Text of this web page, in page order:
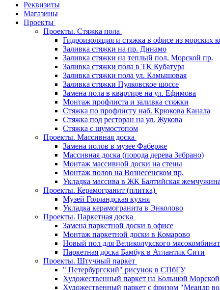
Реквизиты
Магазины
Проекты
Проекты. Стяжка пола
Гидроизоляция и стяжка в офисе из морских
Заливка стяжки на пр. Динамо
Заливка стяжки на теплый пол, Морской пр.
Заливка стяжки пола в ТК Кубатура
Заливка стяжки пола ул. Камышовая
Заливка стяжки Пулковское шоссе
Замена пола в квартире на ул. Ефимова
Монтаж профлиста и заливка стяжки
Стяжка по профлисту наб. Крюкова Канала
Стяжка под ресторан на ул. Жукова
Стяжка с шумостопом
Проекты. Массивная доска
Замена полов в музее Фаберже
Массивная доска (порода дерева Зебрано)
Монтаж массивной доски на стены
Монтаж полов на Вознесенском пр.
Укладка массива в ЖК Балтийская жемчужина
Проекты. Керамогранит (плитка)
Музей Голландская кухня
Укладка керамогранита в Энколово
Проекты. Паркетная доска
Замена паркетной доски в офисе
Монтаж паркетной доски в Комарово
Новый пол для Великолукского
Паркетная доска Бамбук в Атлантик Сити
Проекты. Штучный паркет
" Петербургский" рисунок в СПбГУ
Художественный паркет на Большой Морской
Художественный паркет с фризом "Меандр